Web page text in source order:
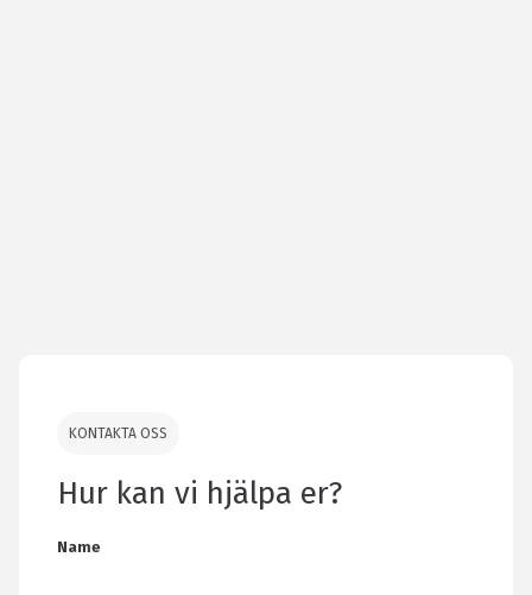
KONTAKTA OSS
Hur kan vi hjälpa er?
Name